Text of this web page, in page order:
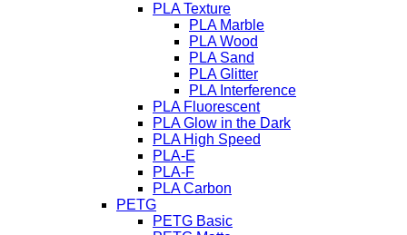
PLA Texture
PLA Marble
PLA Wood
PLA Sand
PLA Glitter
PLA Interference
PLA Fluorescent
PLA Glow in the Dark
PLA High Speed
PLA-E
PLA-F
PLA Carbon
PETG
PETG Basic